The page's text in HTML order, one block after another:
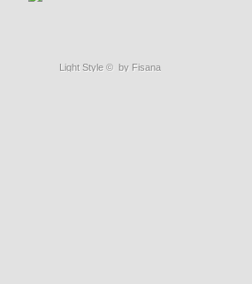
Light Style © by Fisana